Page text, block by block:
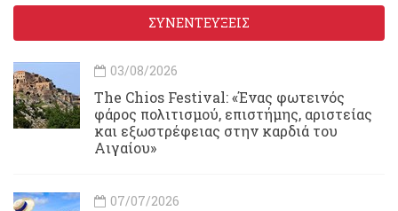
ΣΥΝΕΝΤΕΥΞΕΙΣ
03/08/2026
Τhe Chios Festival: «Ένας φωτεινός
φάρος πολιτισμού, επιστήμης, αριστείας
και εξωστρέφειας στην καρδιά του
Αιγαίου»
07/07/2026